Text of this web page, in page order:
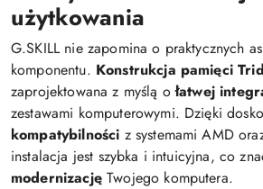
użytkowania
G.SKILL nie zapomina o praktycznych
komponentu. Konstrukcja pamięci
zaprojektowana z myślą ołatwej
zestawami komputerowymi. Dzięki
kompatybilności z systemami AMD
instalacja jest szybka i intuicyjna, co
modernizacjęTwojego komputera.